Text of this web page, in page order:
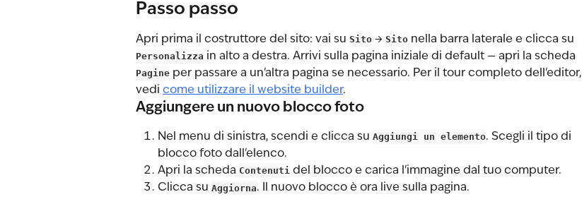
Passo passo
Apri prima il costruttore del sito: vai su Sito → Sito nella barra laterale e clicca su
Personalizza in alto a destra. Arrivi sulla pagina iniziale di default — apri la scheda
Pagine per passare a un'altra pagina se necessario. Per il tour completo dell'editor,
vedi come utilizzare il website builder.
Aggiungere un nuovo blocco foto
Nel menu di sinistra, scendi e clicca su Aggiungi un elemento. Scegli il tipo di
blocco foto dall'elenco.
Apri la scheda Contenuti del blocco e carica l'immagine dal tuo computer.
Clicca su Aggiorna. Il nuovo blocco è ora live sulla pagina.